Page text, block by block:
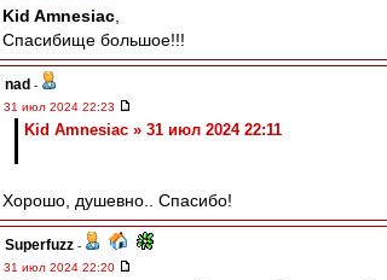
Kid Amnesiac
Спасибище большое!!!
nad -
31 июл 2024 22:23
Kid Amnesiac » 31 июл 2024 22:11
Хорошо, душевно.. Спасибо!
Superfuzz -
31 июл 2024 22:20